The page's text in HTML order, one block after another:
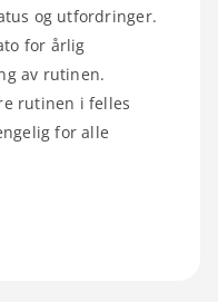
og utfordringer.
for årlig
av rutinen.
rutinen i felles
for alle